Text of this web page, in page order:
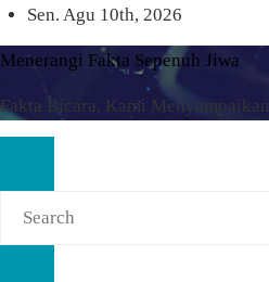
Skip
to
content
Sen. Agu 10th, 2026
Menerangi Fakta Sepenuh Jiwa
Fakta Bicara, Kami Menyampaikan